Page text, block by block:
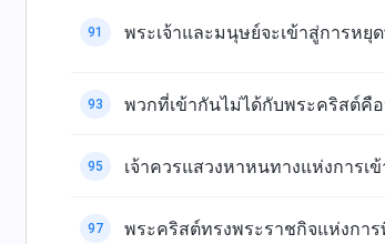
91 พระเจ้าและมนุษย์จะเข้าสู่การหยุ
93 พวกที่เข้ากันไม่ได้กับพระคริสต์คื
95 เจ้าควรแสวงหาหนทางแห่งการเ
97 พระคริสต์ทรงพระราชกิจแห่งกา